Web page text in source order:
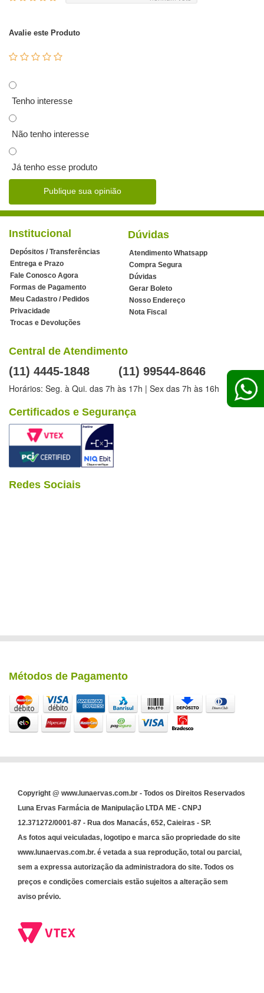
Avalie este Produto
Tenho interesse
Não tenho interesse
Já tenho esse produto
Publique sua opinião
Institucional
Depósitos / Transferências
Entrega e Prazo
Fale Conosco Agora
Formas de Pagamento
Meu Cadastro / Pedidos
Privacidade
Trocas e Devoluções
Dúvidas
Atendimento Whatsapp
Compra Segura
Dúvidas
Gerar Boleto
Nosso Endereço
Nota Fiscal
Central de Atendimento
(11) 4445-1848 (11) 99544-8646
Horários: Seg. à Qui. das 7h às 17h | Sex das 7h às 16h
Certificados e Segurança
Redes Sociais
Métodos de Pagamento
Copyright @ www.lunaervas.com.br - Todos os Direitos Reservados
Luna Ervas Farmácia de Manipulação LTDA ME - CNPJ
12.371272/0001-87 - Rua dos Manacás, 652, Caieiras - SP.
As fotos aqui veiculadas, logotipo e marca são propriedade do site
www.lunaervas.com.br. é vetada a sua reprodução, total ou parcial,
sem a expressa autorização da administradora do site. Todos os
preços e condições comerciais estão sujeitos a alteração sem
aviso prévio.